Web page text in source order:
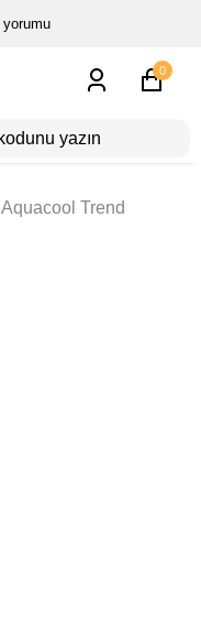
0
Aquacool Trend